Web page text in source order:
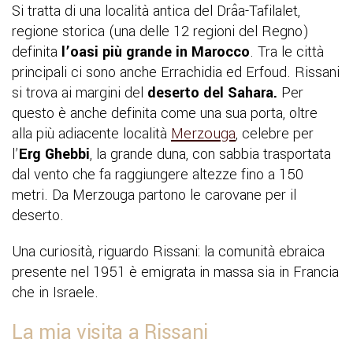
Si tratta di una località antica del Drâa-Tafilalet,
regione storica (una delle 12 regioni del Regno)
definita l’oasi più grande in Marocco. Tra le città
principali ci sono anche Errachidia ed Erfoud. Rissani
si trova ai margini del deserto del Sahara. Per
questo è anche definita come una sua porta, oltre
alla più adiacente località Merzouga, celebre per
l’Erg Ghebbi, la grande duna, con sabbia trasportata
dal vento che fa raggiungere altezze fino a 150
metri. Da Merzouga partono le carovane per il
deserto.
Una curiosità, riguardo Rissani: la comunità ebraica
presente nel 1951 è emigrata in massa sia in Francia
che in Israele.
La mia visita a Rissani